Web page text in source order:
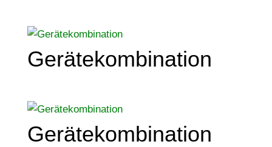
Gerätekombination
Gerätekombination